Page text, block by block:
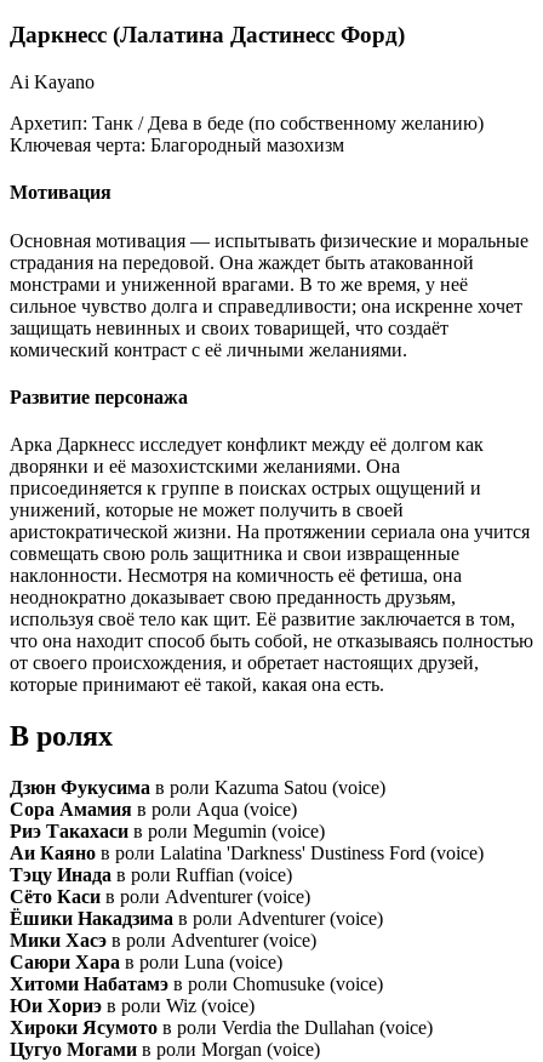
Даркнесс (Лалатина Дастинесс Форд)
Ai Kayano
Архетип: Танк / Дева в беде (по собственному желанию)
Ключевая черта: Благородный мазохизм
Мотивация
Основная мотивация — испытывать физические и моральные
страдания на передовой. Она жаждет быть атакованной
монстрами и униженной врагами. В то же время, у неё
сильное чувство долга и справедливости; она искренне хочет
защищать невинных и своих товарищей, что создаёт
комический контраст с её личными желаниями.
Развитие персонажа
Арка Даркнесс исследует конфликт между её долгом как
дворянки и её мазохистскими желаниями. Она
присоединяется к группе в поисках острых ощущений и
унижений, которые не может получить в своей
аристократической жизни. На протяжении сериала она учится
совмещать свою роль защитника и свои извращенные
наклонности. Несмотря на комичность её фетиша, она
неоднократно доказывает свою преданность друзьям,
используя своё тело как щит. Её развитие заключается в том,
что она находит способ быть собой, не отказываясь полностью
от своего происхождения, и обретает настоящих друзей,
которые принимают её такой, какая она есть.
В ролях
Дзюн Фукусима в роли Kazuma Satou (voice)
Сора Амамия в роли Aqua (voice)
Риэ Такахаси в роли Megumin (voice)
Аи Каяно в роли Lalatina 'Darkness' Dustiness Ford (voice)
Тэцу Инада в роли Ruffian (voice)
Сёто Каси в роли Adventurer (voice)
Ёшики Накадзима в роли Adventurer (voice)
Мики Хасэ в роли Adventurer (voice)
Саюри Хара в роли Luna (voice)
Хитоми Набатамэ в роли Chomusuke (voice)
Юи Хориэ в роли Wiz (voice)
Хироки Ясумото в роли Verdia the Dullahan (voice)
Цугуо Могами в роли Morgan (voice)